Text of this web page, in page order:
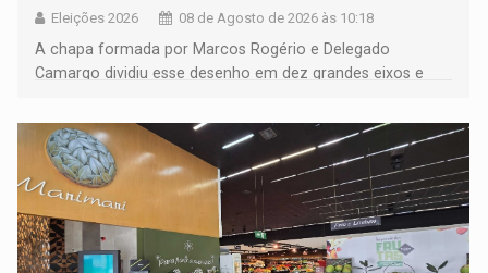
Eleições 2026 08 de Agosto de 2026 às 10:18
A chapa formada por Marcos Rogério e Delegado
Camargo dividiu esse desenho em dez grandes eixos e